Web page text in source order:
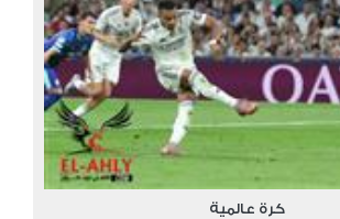
كرة عالمية